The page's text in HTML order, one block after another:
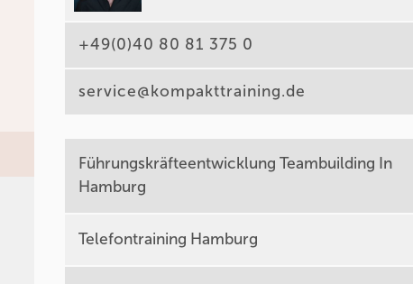
+49(0)40 80 81 375 0
service@kompakttraining.de
Führungskräfteentwicklung Teambuilding In
Hamburg
Telefontraining Hamburg